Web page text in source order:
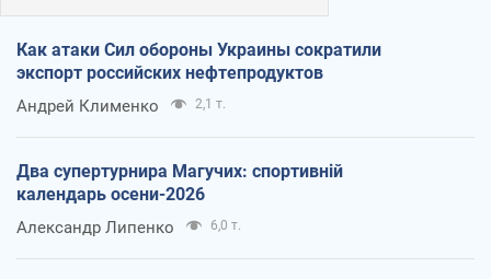
Как атаки Сил обороны Украины сократили
экспорт российских нефтепродуктов
Андрей Клименко 2,1 т.
Два супертурнира Магучих: спортивній
календарь осени-2026
Александр Липенко 6,0 т.